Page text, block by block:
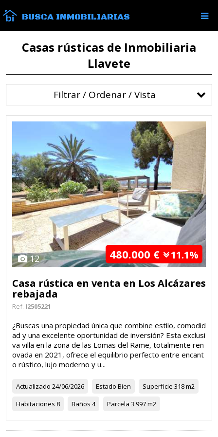
BUSCA INMOBILIARIAS
Casas rústicas de Inmobiliaria
Llavete
Filtrar / Ordenar / Vista
12 480.000 € 11.1%
Casa rústica en venta en Los Alcázares
rebajada
Ref. I2505221
¿Buscas una propiedad única que combine estilo, comodid
ad y una excelente oportunidad de inversión? Esta exclusi
va villa en la zona de las Lomas del Rame, totalmente ren
ovada en 2021, ofrece el equilibrio perfecto entre encant
o rústico, lujo moderno y u...
Actualizado 24/06/2026 Estado Bien Superficie 318 m2
Habitaciones 8 Baños 4 Parcela 3.997 m2